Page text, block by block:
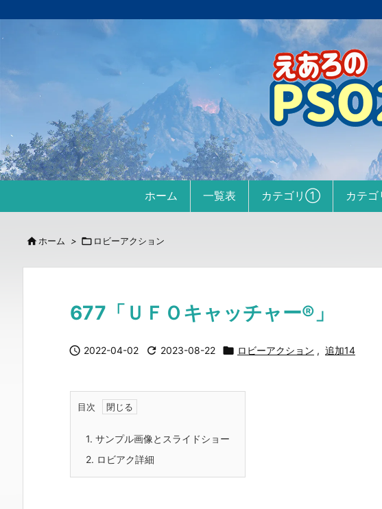
ホーム 一覧表 カテゴリ① カテ
 ホーム >  ロビーアクション
677「ＵＦＯキャッチャー®」
 2022-04-02  2023-08-22  ロビーアクション , 追加14
目次
1. サンプル画像とスライドショー
2. ロビアク詳細